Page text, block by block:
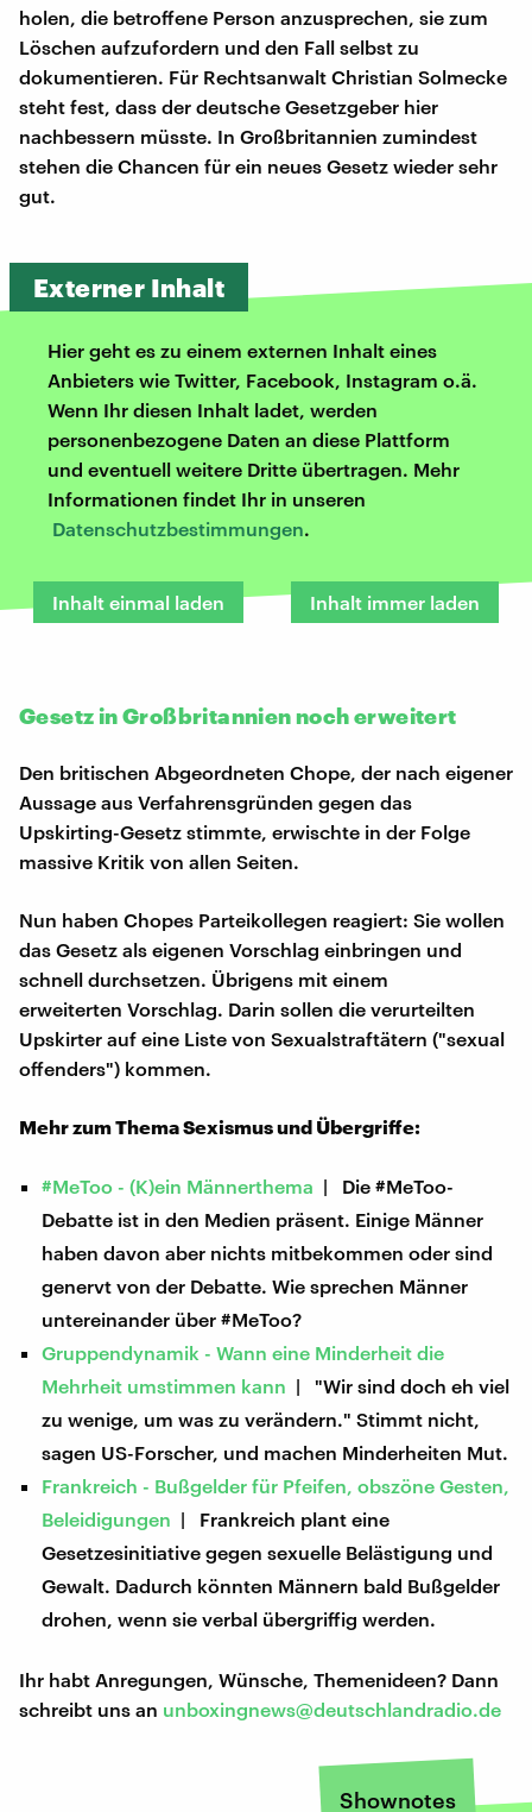
holen, die betroffene Person anzusprechen, sie zum
Löschen aufzufordern und den Fall selbst zu
dokumentieren. Für Rechtsanwalt Christian Solmecke
steht fest, dass der deutsche Gesetzgeber hier
nachbessern müsste. In Großbritannien zumindest
stehen die Chancen für ein neues Gesetz wieder sehr
gut.
Externer Inhalt
Hier geht es zu einem externen Inhalt eines
Anbieters wie Twitter, Facebook, Instagram o.ä.
Wenn Ihr diesen Inhalt ladet, werden
personenbezogene Daten an diese Plattform
und eventuell weitere Dritte übertragen. Mehr
Informationen findet Ihr in unseren
Datenschutzbestimmungen.
Inhalt einmal laden Inhalt immer laden
Gesetz in Großbritannien noch erweitert
Den britischen Abgeordneten Chope, der nach eigener
Aussage aus Verfahrensgründen gegen das
Upskirting-Gesetz stimmte, erwischte in der Folge
massive Kritik von allen Seiten.
Nun haben Chopes Parteikollegen reagiert: Sie wollen
das Gesetz als eigenen Vorschlag einbringen und
schnell durchsetzen. Übrigens mit einem
erweiterten Vorschlag. Darin sollen die verurteilten
Upskirter auf eine Liste von Sexualstraftätern ("sexual
offenders") kommen.
Mehr zum Thema Sexismus und Übergriffe:
#MeToo - (K)ein Männerthema | Die #MeToo-
Debatte ist in den Medien präsent. Einige Männer
haben davon aber nichts mitbekommen oder sind
genervt von der Debatte. Wie sprechen Männer
untereinander über #MeToo?
Gruppendynamik - Wann eine Minderheit die
Mehrheit umstimmen kann | "Wir sind doch eh viel
zu wenige, um was zu verändern." Stimmt nicht,
sagen US-Forscher, und machen Minderheiten Mut.
Frankreich - Bußgelder für Pfeifen, obszöne Gesten,
Beleidigungen | Frankreich plant eine
Gesetzesinitiative gegen sexuelle Belästigung und
Gewalt. Dadurch könnten Männern bald Bußgelder
drohen, wenn sie verbal übergriffig werden.
Ihr habt Anregungen, Wünsche, Themenideen? Dann
schreibt uns an unboxingnews@deutschlandradio.de
Shownotes